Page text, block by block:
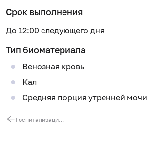
Срок выполнения
До 12:00 следующего дня
Тип биоматериала
Венозная кровь
Кал
Средняя порция утренней мочи
Госпитализация в терапевтический стационар